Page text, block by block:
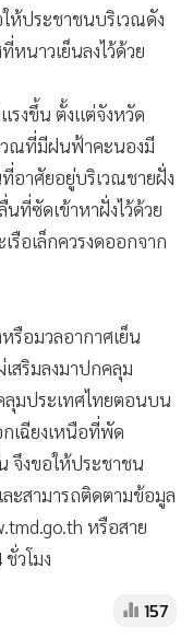
ห้ประชาชนบริเวณดัง
นาวเย็นลงไว้ด้วย
รงขึ้น ตั้งแต่จังหวัด
วณที่มีฝนฟ้าคะนองมี
อาศัยอยู่บริเวณชายฝั่ง
ที่ซัดเข้าหาฝั่งไว้ด้วย
รือเล็กควรงดออกจาก
รือมวลอากาศเย็น
สริมลงมาปกคลุม
มประเทศไทยตอนบน
เฉียงเหนือที่พัด
จึงขอให้ประชาชน
ะสามารถติดตามข้อมูล
หรือสาย
วโมง
157